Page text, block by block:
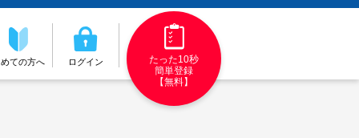
ての方へ ログイン
たった10秒
簡単登録
【無料】